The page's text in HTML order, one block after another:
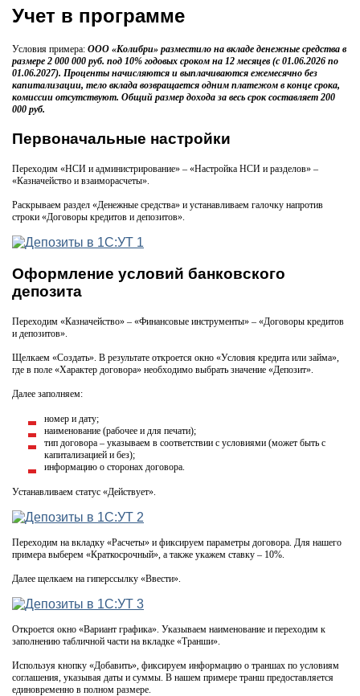
Учет в программе
Условия примера: ООО «Колибри» разместило на вкладе денежные средства в
размере 2 000 000 руб. под 10% годовых сроком на 12 месяцев (с 01.06.2026 по
01.06.2027). Проценты начисляются и выплачиваются ежемесячно без
капитализации, тело вклада возвращается одним платежом в конце срока,
комиссии отсутствуют. Общий размер дохода за весь срок составляет 200
000 руб.
Первоначальные настройки
Переходим «НСИ и администрирование» – «Настройка НСИ и разделов» –
«Казначейство и взаиморасчеты».
Раскрываем раздел «Денежные средства» и устанавливаем галочку напротив
строки «Договоры кредитов и депозитов».
Оформление условий банковского
депозита
Переходим «Казначейство» – «Финансовые инструменты» – «Договоры кредитов
и депозитов».
Щелкаем «Создать». В результате откроется окно «Условия кредита или займа»,
где в поле «Характер договора» необходимо выбрать значение «Депозит».
Далее заполняем:
номер и дату;
наименование (рабочее и для печати);
тип договора – указываем в соответствии с условиями (может быть с
капитализацией и без);
информацию о сторонах договора.
Устанавливаем статус «Действует».
Переходим на вкладку «Расчеты» и фиксируем параметры договора. Для нашего
примера выберем «Краткосрочный», а также укажем ставку – 10%.
Далее щелкаем на гиперссылку «Ввести».
Откроется окно «Вариант графика». Указываем наименование и переходим к
заполнению табличной части на вкладке «Транши».
Используя кнопку «Добавить», фиксируем информацию о траншах по условиям
соглашения, указывая даты и суммы. В нашем примере транш предоставляется
единовременно в полном размере.